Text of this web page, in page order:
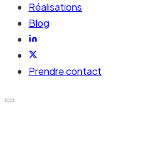
Réalisations
Blog
Prendre contact